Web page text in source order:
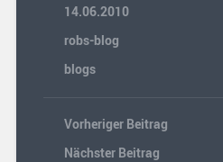
14.06.2010
robs-blog
blogs
Vorheriger Beitrag
Nächster Beitrag